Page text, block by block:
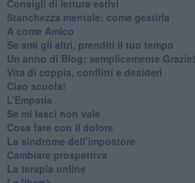
​Consigli di lettura estivi
​Stanchezza mentale: come gestirla
​A come Amico
​Se ami gli altri, prenditi il tuo tempo
​Un anno di Blog: semplicemente Grazie!
​Vita di coppia, conflitti e desideri
​Ciao scuola!
​L’Empatia
​Se mi lasci non vale
Cosa fare con il dolore
​La sindrome dell’impostore
​Cambiare prospettiva
La terapia online